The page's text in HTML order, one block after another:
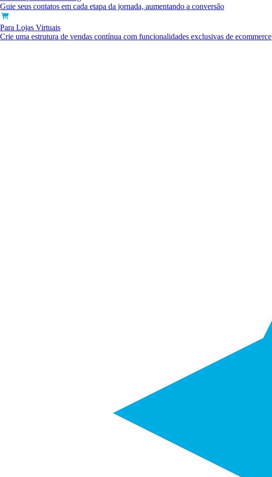
Guie seus contatos em cada etapa da jornada, aumentando a conversão
Para Lojas Virtuais
Crie uma estrutura de vendas contínua com funcionalidades exclusivas de ecommerce